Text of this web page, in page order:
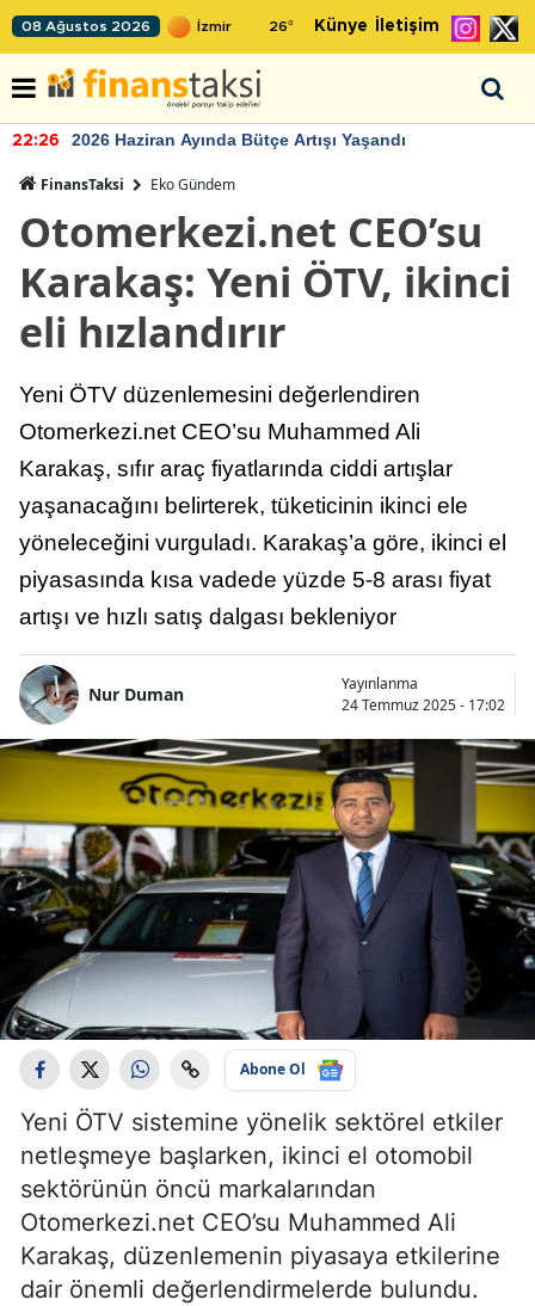
08 Ağustos 2026 26° Künye İletişim
22:26 2026 Haziran Ayında Bütçe Artışı Yaşandı
FinansTaksi Eko Gündem
Otomerkezi.net CEO’su
Karakaş: Yeni ÖTV, ikinci
eli hızlandırır
Yeni ÖTV düzenlemesini değerlendiren
Otomerkezi.net CEO’su Muhammed Ali
Karakaş, sıfır araç fiyatlarında ciddi artışlar
yaşanacağını belirterek, tüketicinin ikinci ele
yöneleceğini vurguladı. Karakaş’a göre, ikinci el
piyasasında kısa vadede yüzde 5-8 arası fiyat
artışı ve hızlı satış dalgası bekleniyor
Nur Duman
Yayınlanma
24 Temmuz 2025 - 17:02
Abone Ol
Yeni ÖTV sistemine yönelik sektörel etkiler
netleşmeye başlarken, ikinci el otomobil
sektörünün öncü markalarından
Otomerkezi.net CEO’su Muhammed Ali
Karakaş, düzenlemenin piyasaya etkilerine
dair önemli değerlendirmelerde bulundu.